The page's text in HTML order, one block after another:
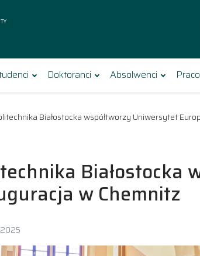
skróty
Doktoranci Absolwenci
Białostocka współtworzy Uniwersytet
Białostocka
w Chemnitz